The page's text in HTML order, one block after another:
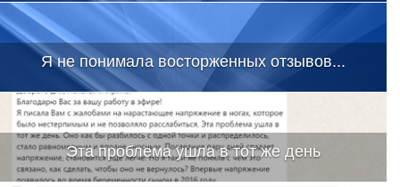
Я не понимала восторженных отзывов...
Эта проблема ушла в тот же день